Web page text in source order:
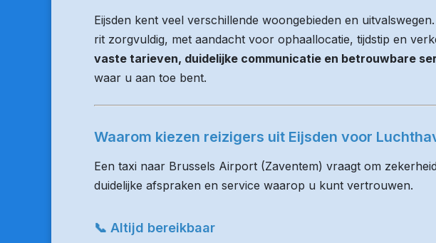
Eijsden kent veel verschillende woongebieden en
rit zorgvuldig, met aandacht voor ophaallocatie, tijdstip en
vaste tarieven, duidelijke communicatie en betrouwbare
waar u aan toe bent.
Waarom kiezen reizigers uit Eijsden voor
Een taxi naar Brussels Airport (Zaventem) vraagt om
duidelijke afspraken en service waarop u kunt vertrouwen.
📞 Altijd bereikbaar